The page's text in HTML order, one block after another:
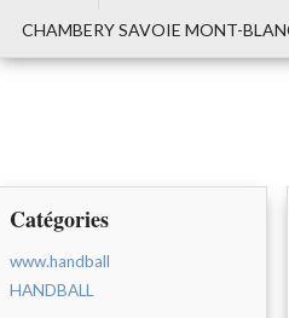
CHAMBERY SAVOIE MONT-
Catégories
www.handball
HANDBALL